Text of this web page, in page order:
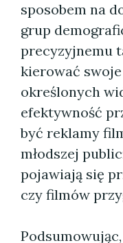
sposobem na
grup
precyzyjnemu
kierować
określonych
efektywność
być reklamy
młodszej
pojawiają się
czy filmów
Podsumowując,